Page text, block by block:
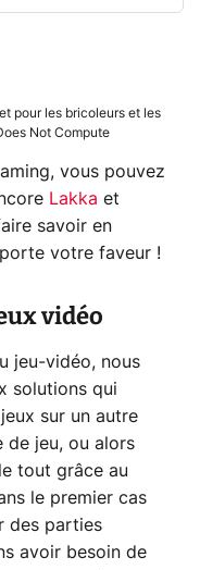
pour les bricoleurs et les
Not Compute
vous pouvez
Lakka et
savoir en
votre faveur !
vidéo
jeu-vidéo, nous
solutions qui
sur un autre
de jeu, ou alors
tout grâce au
le premier cas
des parties
avoir besoin de